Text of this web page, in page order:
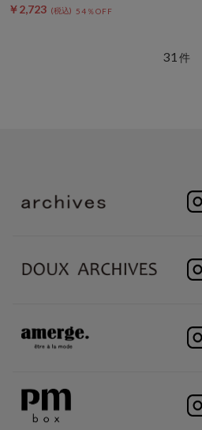
￥2,723 54％OFF
31 件